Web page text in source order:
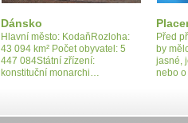
Dánsko
Hlavní město: KodaňRozloha:
43 094 km² Počet obyvatel: 5
447 084Státní zřízení:
konstituční monarchi…
Před
by
jasné,
nebo